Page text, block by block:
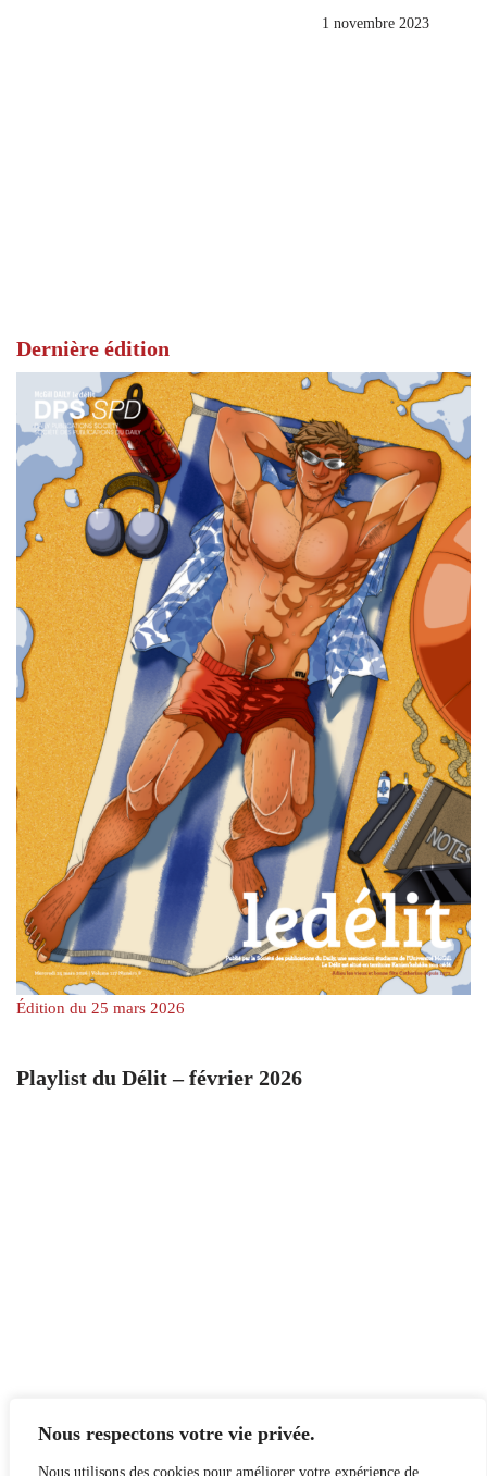
Nous respectons votre vie privée.
Nous utilisons des cookies pour améliorer votre expérience de
1 novembre 2023
Dernière édition
Édition du 25 mars 2026
Playlist du Délit – février 2026